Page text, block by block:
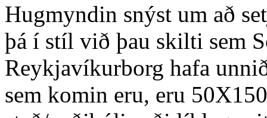
Hugmyndin snýst um að
þá í stíl við þau skilti sem
Reykjavíkurborg hafa
sem komin eru, eru